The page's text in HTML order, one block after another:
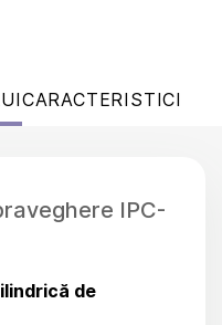
CARACTERISTICI
IPC-
de